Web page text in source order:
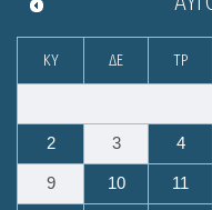
ΚΥ ΔΕ ΤΡ
2 3 4
9 10 11